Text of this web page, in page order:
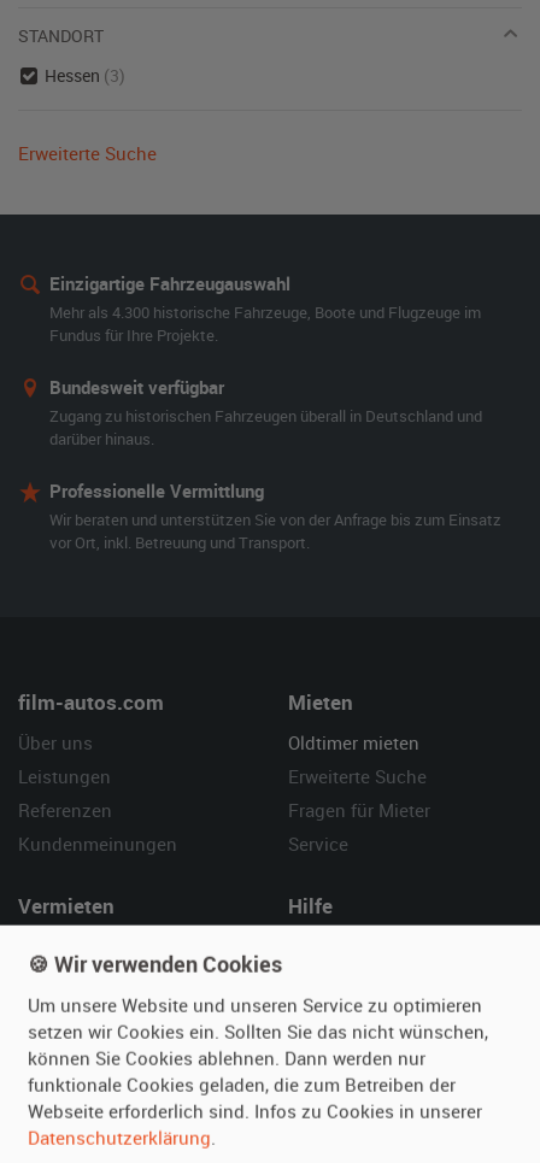
STANDORT
Hessen (3)
Erweiterte Suche
Einzigartige Fahrzeugauswahl
Mehr als 4.300 historische Fahrzeuge, Boote und Flugzeuge im
Fundus für Ihre Projekte.
Bundesweit verfügbar
Zugang zu historischen Fahrzeugen überall in Deutschland und
darüber hinaus.
Professionelle Vermittlung
Wir beraten und unterstützen Sie von der Anfrage bis zum Einsatz
vor Ort, inkl. Betreuung und Transport.
film-autos.com
Über uns
Leistungen
Referenzen
Kundenmeinungen
Mieten
Oldtimer mieten
Erweiterte Suche
Fragen für Mieter
Service
Vermieten
Fotos senden
Fragen für Vermieter
Inserat verwalten
Hilfe
Kontakt
SPECIAL
Berühmte Filmautos –
🍪 Wir verwenden Cookies
Um unsere Website und unseren Service zu optimieren
setzen wir Cookies ein. Sollten Sie das nicht wünschen,
können Sie Cookies ablehnen. Dann werden nur
funktionale Cookies geladen, die zum Betreiben der
Webseite erforderlich sind. Infos zu Cookies in unserer
Datenschutzerklärung.